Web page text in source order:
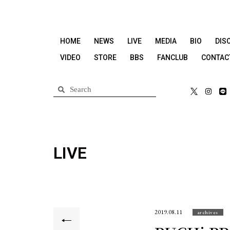
HOME NEWS LIVE MEDIA BIO
VIDEO
STORE BBS FANCLUB
LIVE
2019.08.11 archives